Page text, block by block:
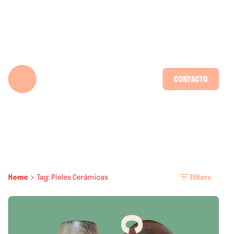
CONTACTO
Home Tag: Pieles Cerámicas Filters